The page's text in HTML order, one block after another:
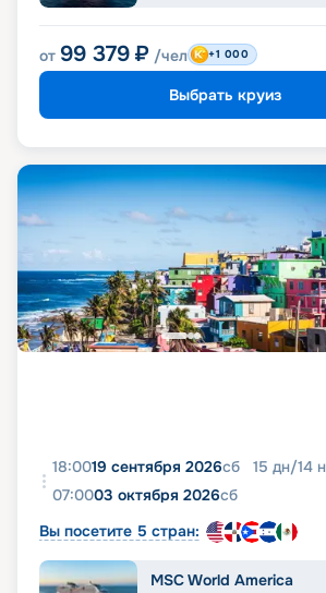
от 99 379 ₽ /чел +1 000
Выбрать круиз
18:0019 сентября 2026сб 15 дн/14
07:0003 октября 2026сб
Вы посетите 5 стран:
MSC World America